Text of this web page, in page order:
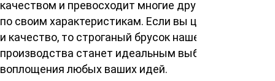
качеством и превосходит многие другие материалы
по своим характеристикам. Если вы цените красоту
и качество, то строганый брусок нашего
производства станет идеальным выбором для
воплощения любых ваших идей.